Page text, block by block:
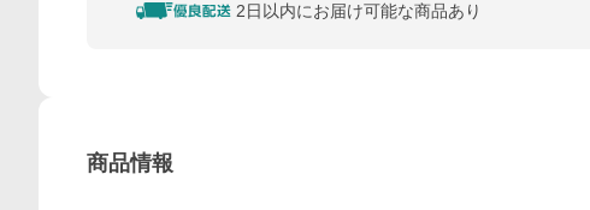
2日以内にお届け可能な商品あり
商品情報